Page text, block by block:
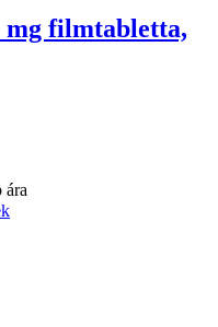
mg filmtabletta,
ára